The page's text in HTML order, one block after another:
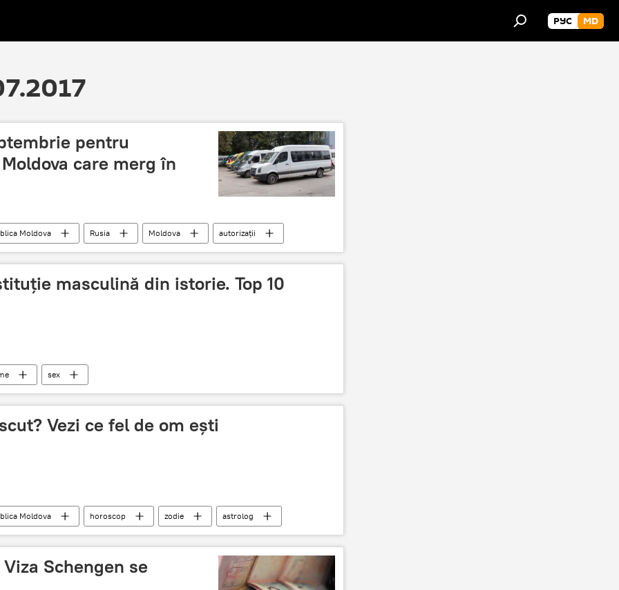
РУС MD
pentru
care merg în
Moldova Rusia Moldova
autorizații
masculină din istorie. Top 10
sex
Vezi ce fel de om ești
Moldova horoscop zodie
astrolog
Schengen se